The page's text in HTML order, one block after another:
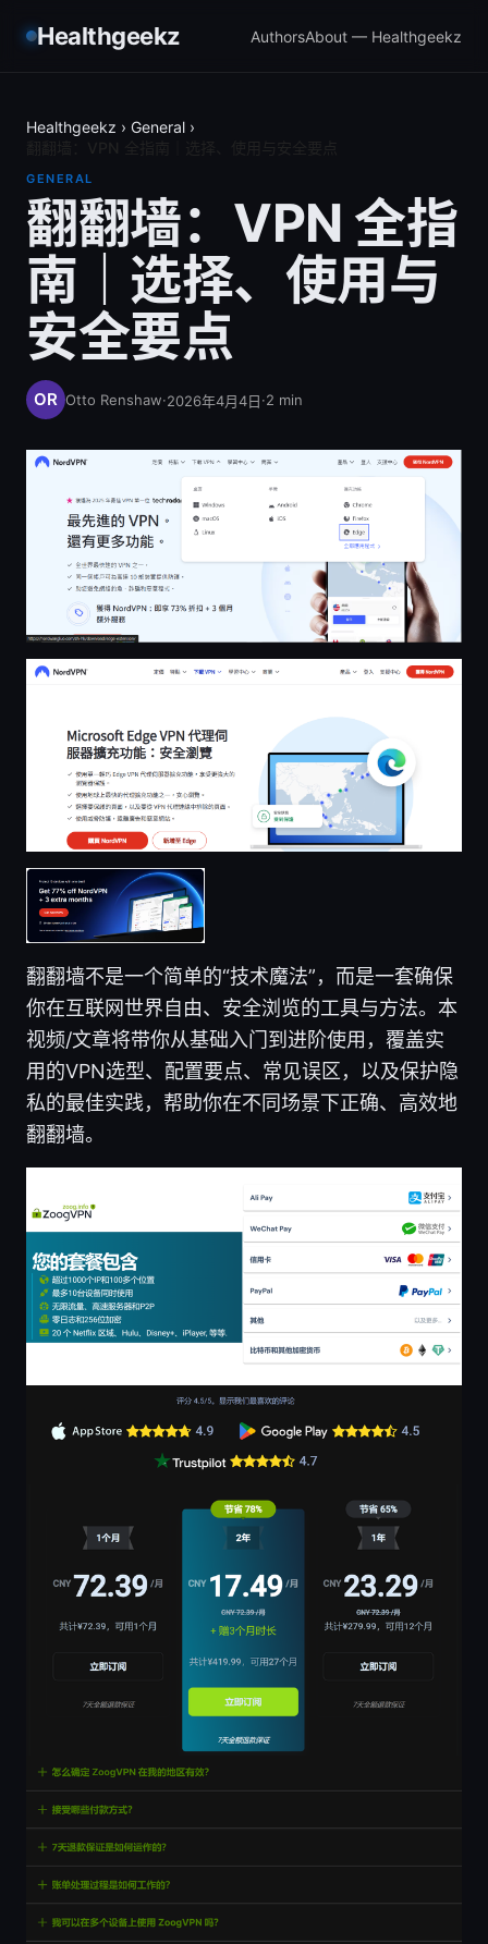
Healthgeekz AuthorsAbout — Healthgeekz
Healthgeekz › General ›
GENERAL
翻翻墙：VPN 全指
南｜选择、使用与
安全要点
Otto Renshaw·2026年4月4日·2 min
翻翻墙不是一个简单的“技术魔法”，而是一套确保
你在互联网世界自由、安全浏览的工具与方法。本
视频/文章将带你从基础入门到进阶使用，覆盖实
用的VPN选型、配置要点、常见误区，以及保护隐
私的最佳实践，帮助你在不同场景下正确、高效地
翻翻墙。